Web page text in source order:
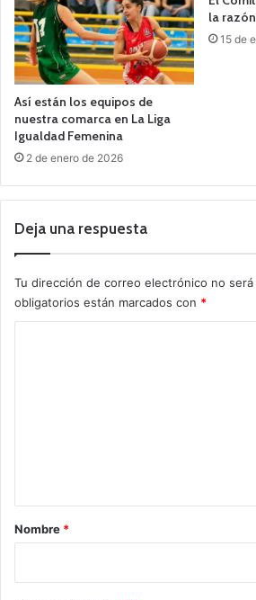
Así están los equipos de
nuestra comarca en La Liga
Igualdad Femenina
2 de enero de 2026
la
15 de
Deja una respuesta
Tu dirección de correo electrónico no será
obligatorios están marcados con *
rNombre *